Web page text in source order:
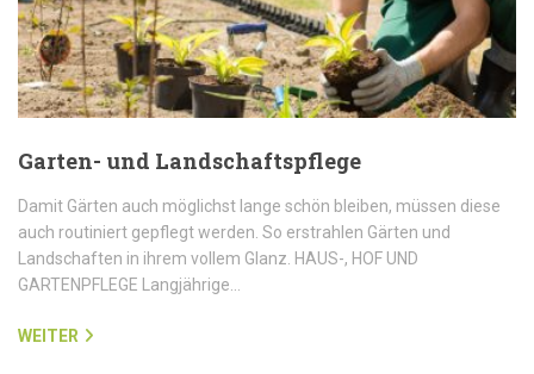
Garten- und Landschaftspflege
Damit Gärten auch möglichst lange schön bleiben, müssen diese
auch routiniert gepflegt werden. So erstrahlen Gärten und
Landschaften in ihrem vollem Glanz. HAUS-, HOF UND
GARTENPFLEGE Langjährige…
WEITER